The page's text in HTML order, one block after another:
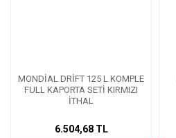
MONDİAL DRİFT 125 L KOMPLE
FULL KAPORTA SETİ KIRMIZI
İTHAL
6.504,68 TL